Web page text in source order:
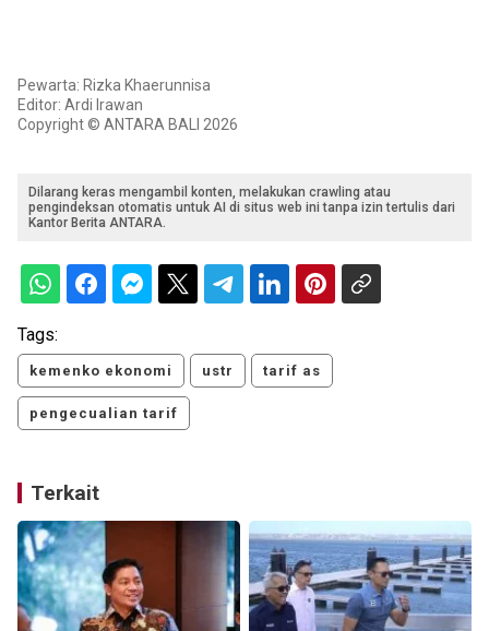
Pewarta: Rizka Khaerunnisa
Editor: Ardi Irawan
Copyright © ANTARA BALI 2026
Dilarang keras mengambil konten, melakukan crawling atau
pengindeksan otomatis untuk AI di situs web ini tanpa izin tertulis dari
Kantor Berita ANTARA.
Tags:
kemenko ekonomi ustr tarif as
pengecualian tarif
Terkait